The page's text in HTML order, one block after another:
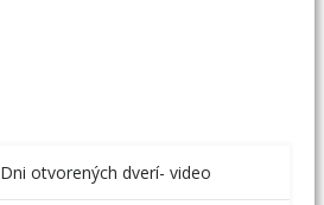
Dni otvorených dverí- video